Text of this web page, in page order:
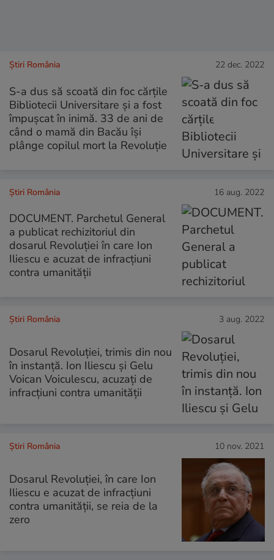
Știri România 22 dec. 2022
S-a dus să scoată din foc cărțile
Bibliotecii Universitare și a fost
împușcat în inimă. 33 de ani de
când o mamă din Bacău își
plânge copilul mort la Revoluție
Știri România 16 aug. 2022
DOCUMENT. Parchetul General
a publicat rechizitoriul din
dosarul Revoluţiei în care Ion
Iliescu e acuzat de infracțiuni
contra umanității
Știri România 3 aug. 2022
Dosarul Revoluției, trimis din nou
în instanță. Ion Iliescu și Gelu
Voican Voiculescu, acuzați de
infracțiuni contra umanității
Știri România 10 nov. 2021
Dosarul Revoluţiei, în care Ion
Iliescu e acuzat de infracțiuni
contra umanității, se reia de la
zero